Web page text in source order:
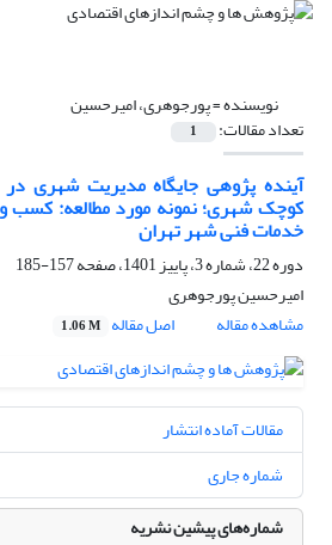
نویسنده =پورجوهری، امیرحسین
تعداد مقالات: 1
آینده پژوهی جایگاه مدیریت شهری
کوچک شهری؛ نمونه مورد مطالعه: کسب
خدمات فنی شهر تهران
دوره 22، شماره 3، پاییز 1401، صفحه
157-185
امیرحسین پورجوهری
مشاهده مقاله
اصل مقاله 1.06 M
مقالات آماده انتشار
شماره جاری
شماره‌های پیشین نشریه